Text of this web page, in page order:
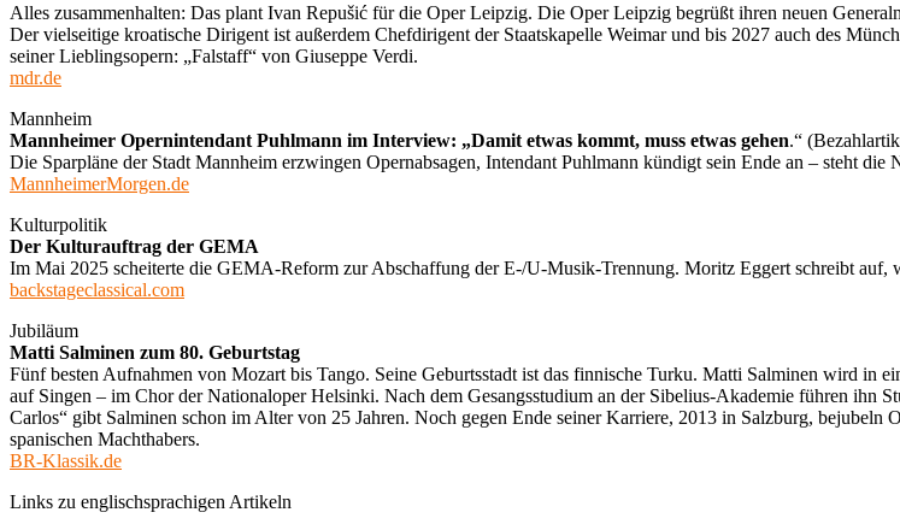
Alles zusammenhalten: Das plant Ivan Repušić für die Oper Leipzig. Die Oper Leipzig begrüßt ihren neuen
Der vielseitige kroatische Dirigent ist außerdem Chefdirigent der Staatskapelle Weimar und bis 2027 auch des
seiner Lieblingsopern: „Falstaff“ von Giuseppe Verdi.
mdr.de
Mannheim
Mannheimer Opernintendant Puhlmann im Interview: „Damit etwas kommt, muss etwas gehen.“
Die Sparpläne der Stadt Mannheim erzwingen Opernabsagen, Intendant Puhlmann kündigt sein Ende an – steht die
MannheimerMorgen.de
Kulturpolitik
Der Kulturauftrag der GEMA
Im Mai 2025 scheiterte die GEMA-Reform zur Abschaffung der E-/U-Musik-Trennung. Moritz Eggert schreibt auf,
backstageclassical.com
Jubiläum
Matti Salminen zum 80. Geburtstag
Fünf besten Aufnahmen von Mozart bis Tango. Seine Geburtsstadt ist das finnische Turku. Matti Salminen wird in
auf Singen – im Chor der Nationaloper Helsinki. Nach dem Gesangsstudium an der Sibelius-Akademie führen ihn
Carlos“ gibt Salminen schon im Alter von 25 Jahren. Noch gegen Ende seiner Karriere, 2013 in Salzburg, bejubeln
spanischen Machthabers.
BR-Klassik.de
Links zu englischsprachigen Artikeln